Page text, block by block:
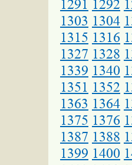
1291 1292
1303 1304
1315 1316
1327 1328
1339 1340
1351 1352
1363 1364
1375 1376
1387 1388
1399 1400